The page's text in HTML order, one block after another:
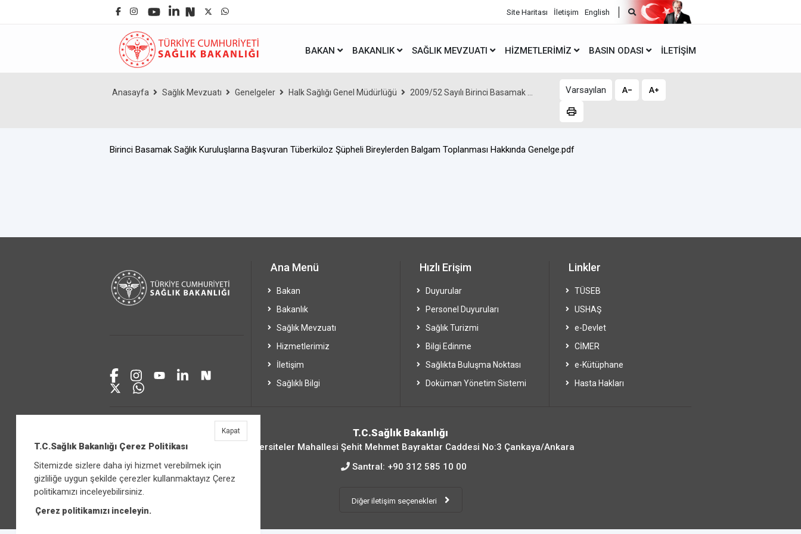
Site Haritası İletişim English
BAKAN BAKANLIK SAĞLIK MEVZUATI HIZMETLERIMIZ BASIN ODASI İLETIŞIM
Anasayfa Sağlık Mevzuatı Genelgeler Halk Sağlığı Genel Müdürlüğü 2009/52 Sayılı Birinci Basamak ... Varsayılan
Birinci Basamak Sağlık Kuruluşlarına Başvuran Tüberküloz Şüpheli Bireylerden Balgam Toplanması Hakkında Genelge.pdf
Ana Menü
Bakan
Bakanlık
Sağlık Mevzuatı
Hizmetlerimiz
İletişim
Sağlıklı Bilgi
Hızlı Erişim
Duyurular
Personel Duyuruları
Sağlık Turizmi
Bilgi Edinme
Sağlıkta Buluşma Noktası
Doküman Yönetim Sistemi
Linkler
TÜSEB
USHAŞ
e-Devlet
CİMER
e-Kütüphane
Hasta Hakları
T.C.Sağlık Bakanlığı
Üniversiteler Mahallesi Şehit Mehmet Bayraktar Caddesi No:3 Çankaya/Ankara
Santral: +90 312 585 10 00
Diğer iletişim seçenekleri
T.C.Sağlık Bakanlığı Çerez Politikası
Sitemizde sizlere daha iyi hizmet verebilmek için
gizliliğe uygun şekilde çerezler kullanmaktayız Çerez
politikamızı inceleyebilirsiniz.
Çerez politikamızı inceleyin.
Kapat